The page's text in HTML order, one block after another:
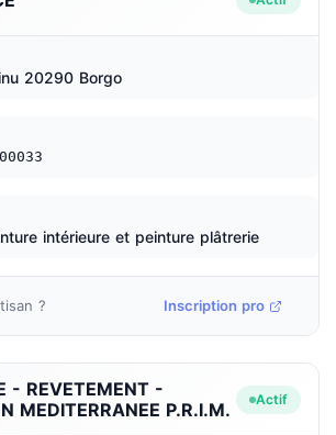
20290 Borgo
intérieure et peinture plâtrerie
? Inscription pro
- REVETEMENT -
MEDITERRANEE P.R.I.M.
Actif